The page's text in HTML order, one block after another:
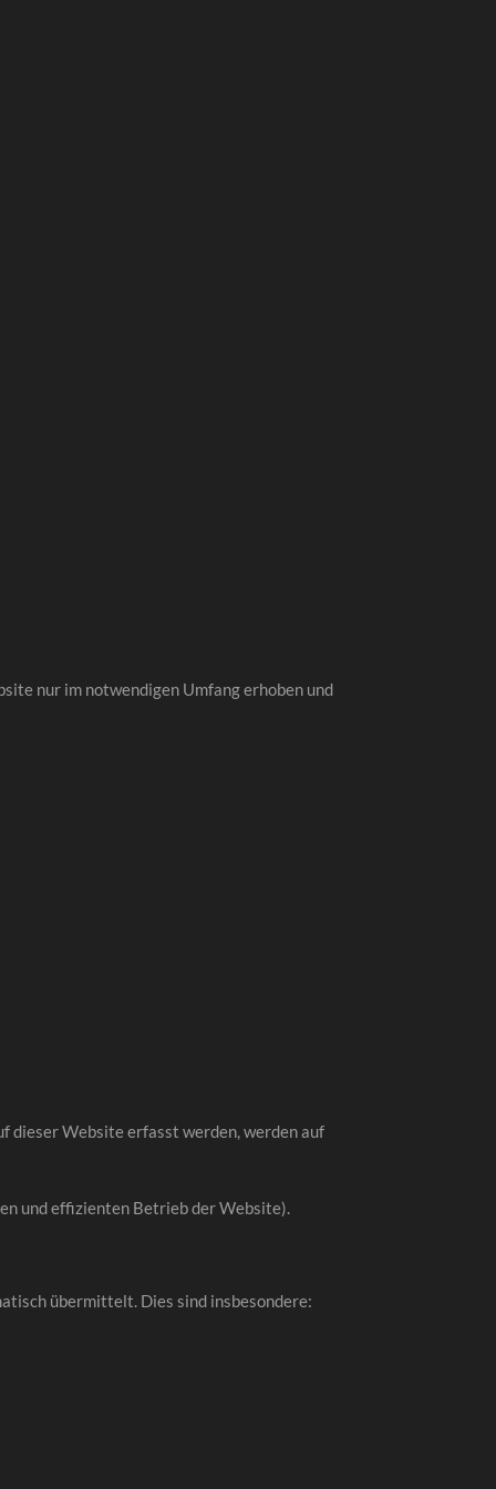
nur im notwendigen Umfang erhoben und
dieser Website erfasst werden, werden auf
und effizienten Betrieb der Website).
übermittelt. Dies sind insbesondere: